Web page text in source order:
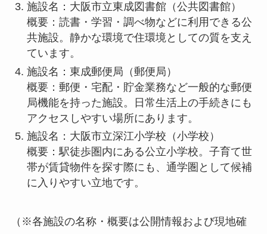
施設名：大阪市立東成図書館（公共図書館）
概要：読書・学習・調べ物などに利用できる公
共施設。静かな環境で住環境としての質を支え
ています。
施設名：東成郵便局（郵便局）
概要：郵便・宅配・貯金業務など一般的な郵便
局機能を持った施設。日常生活上の手続きにも
アクセスしやすい場所にあります。
施設名：大阪市立深江小学校（小学校）
概要：駅徒歩圏内にある公立小学校。子育て世
帯が賃貸物件を探す際にも、通学圏として候補
に入りやすい立地です。
（※各施設の名称・概要は公開情報および現地確